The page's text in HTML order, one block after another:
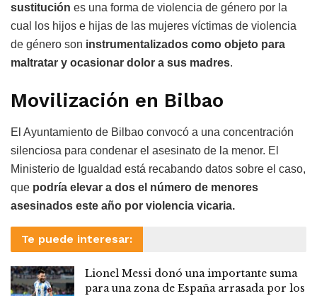
sustitución es una forma de violencia de género por la
cual los hijos e hijas de las mujeres víctimas de violencia
de género son instrumentalizados como objeto para
maltratar y ocasionar dolor a sus madres.
Movilización en Bilbao
El Ayuntamiento de Bilbao convocó a una concentración
silenciosa para condenar el asesinato de la menor. El
Ministerio de Igualdad está recabando datos sobre el caso,
que podría elevar a dos el número de menores
asesinados este año por violencia vicaria.
Te puede interesar:
Lionel Messi donó una importante suma
para una zona de España arrasada por los